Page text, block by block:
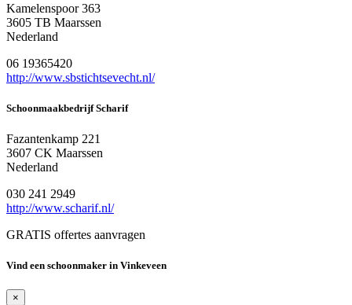
Kamelenspoor 363
3605 TB Maarssen
Nederland
06 19365420
http://www.sbstichtsevecht.nl/
Schoonmaakbedrijf Scharif
Fazantenkamp 221
3607 CK Maarssen
Nederland
030 241 2949
http://www.scharif.nl/
GRATIS offertes aanvragen
Vind een schoonmaker in Vinkeveen
×